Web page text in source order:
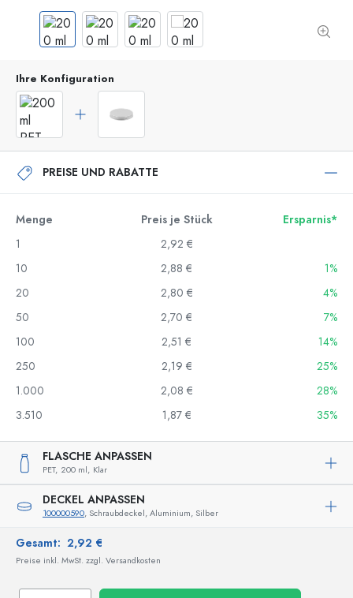
Ihre Konfiguration
PREISE UND RABATTE
Menge Preis je Stück
Ersparnis*
1
2,92 €
10
2,88 €
1%
20
2,80 €
4%
50
2,70 €
7%
100
2,51 €
14%
250
2,19 €
25%
1.000
2,08 €
28%
3.510
1,87 € 35%
FLASCHE ANPASSEN
PET, 200 ml, Klar
DECKEL ANPASSEN
100000590, Schraubdeckel, Aluminium, Silber
Gesamt: 2,92 €
Preise inkl. MwSt. zzgl. Versandkosten